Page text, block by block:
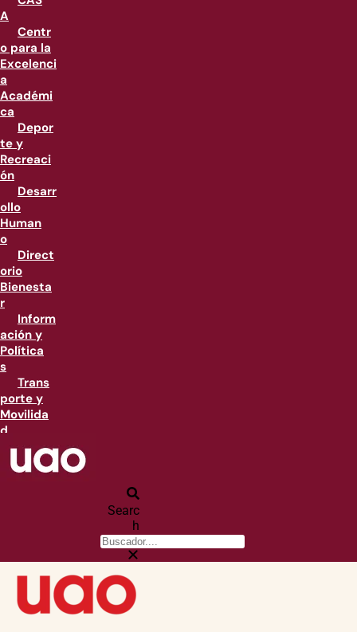
A
Centr
o para la
Excelenci
a
Académi
ca
Depor
te y
Recreaci
ón
Desarr
ollo
Human
o
Direct
orio
Bienesta
r
Inform
ación y
Política
s
Trans
porte y
Movilida
d
Searc
h